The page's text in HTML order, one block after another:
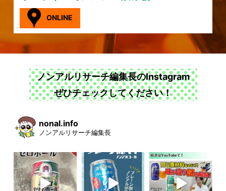
ONLINE
ノンアルリサーチ編集長のInstagram
ぜひチェックしてください！
nonal.info
ノンアルリサーチ編集長